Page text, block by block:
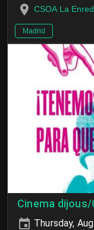
CSOA La
Madrid
Cinema dijous/
Thursday,